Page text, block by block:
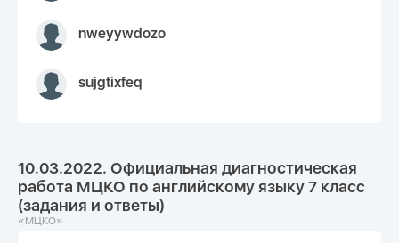
nweyywdozo
sujgtixfeq
10.03.2022. Официальная диагностическая
работа МЦКО по английскому языку 7 класс
(задания и ответы)
«МЦКО»